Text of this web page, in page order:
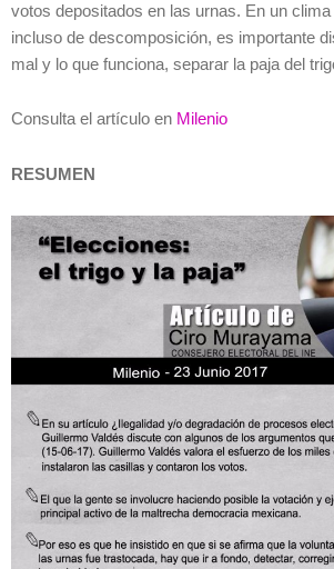
votos depositados en las urnas. En un
incluso de descomposición, es importante
mal y lo que funciona, separar la paja del
Consulta el artículo en Milenio
RESUMEN